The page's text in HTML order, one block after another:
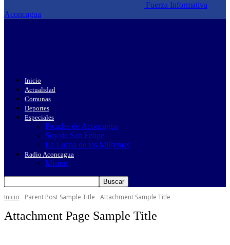
Fuerza Informativa
Aconcagua
Inicio
Actualidad
Comunas
Deportes
Especiales
Picadas de Aconcagua
Soy de San Felipe
La Lucha de las MiPymes
Radio Aconcagua
Misión
Inicio Parent Post Sample Title Attachment Sample Title
Attachment Page Sample Title